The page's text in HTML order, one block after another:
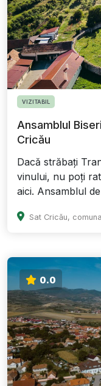
VIZITABIL
Ansamblul
Cricău
Dacă străbați
vinului, nu poți
aici. Ansamblul
Sat Cricău,
0.0